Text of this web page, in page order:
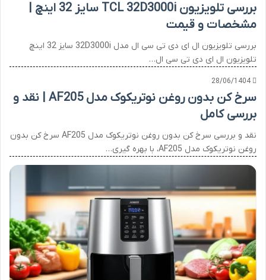
بررسی تلویزیون TCL 32D3000i سایز 32 اینچ |
مشخصات و قیمت
بررسی تلویزیون ال ای دی تی سی ال مدل 32D3000i سایز 32 اینچ
تلویزیون ال ای دی تی سی ال…
28/06/1404
سرخ کن بدون روغن نوتریکوک مدل AF205 | نقد و
بررسی کامل
نقد و بررسی سرخ کن بدون روغن نوتریکوک مدل AF205 سرخ کن بدون
روغن نوتریکوک مدل AF205، با بهره گیری…